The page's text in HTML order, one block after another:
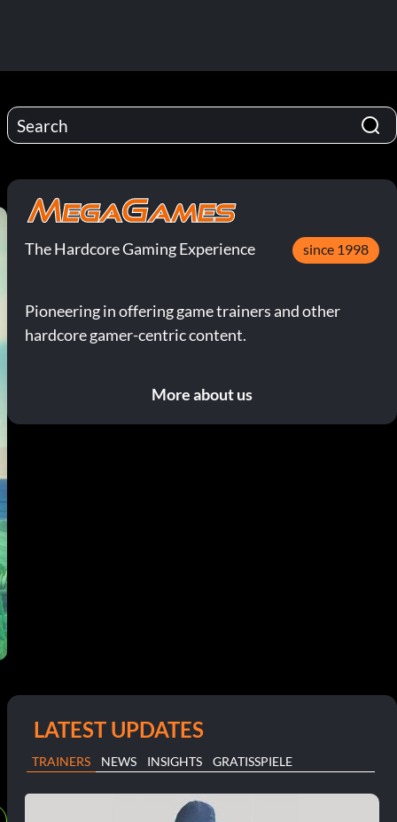
The Hardcore Gaming Experience since 1998
Pioneering in offering game trainers and other
hardcore gamer-centric content.
More about us
LATEST UPDATES
TRAINERS NEWS INSIGHTS GRATISSPIELE